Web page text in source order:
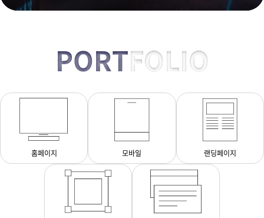
PORTFOLIO
홈페이지 모바일 랜딩페이지